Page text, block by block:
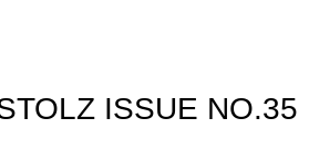
ISSUE NO.35